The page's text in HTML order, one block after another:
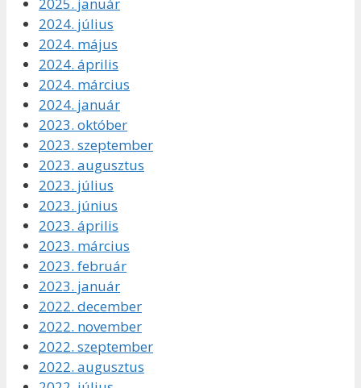
2024. július
2024. május
2024. április
2024. március
2024. január
2023. október
2023. szeptember
2023. augusztus
2023. július
2023. június
2023. április
2023. március
2023. február
2023. január
2022. december
2022. november
2022. szeptember
2022. augusztus